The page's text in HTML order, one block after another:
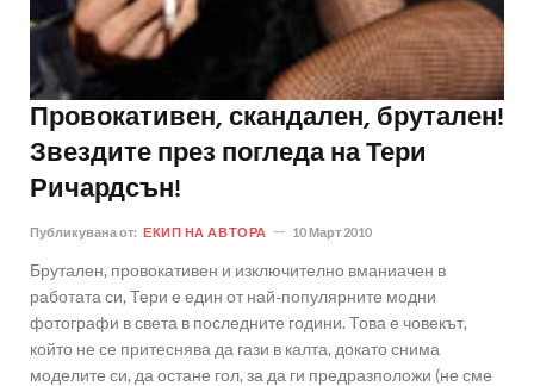
Провокативен, скандален, брутален!
Звездите през погледа на Тери
Ричардсън!
Публикувана от: ЕКИП НА АВТОРА 10 Март 2010
Брутален, провокативен и изключително вманиачен в
работата си, Тери е един от най-популярните модни
фотографи в света в последните години. Това е човекът,
който не се притеснява да гази в калта, докато снима
моделите си, да остане гол, за да ги предразположи (не сме